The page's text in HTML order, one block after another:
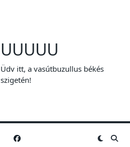
UUUUU
Üdv itt, a vasútbuzullus békés
szigetén!